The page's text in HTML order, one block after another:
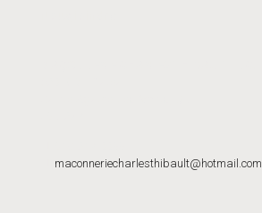
maconneriecharlesthibault@hotmail.com